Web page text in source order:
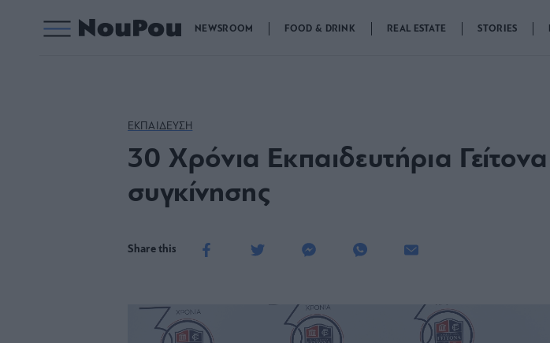
NEWSROOM FOOD & DRINK REAL ESTATE STORIES
ΕΚΠΑΙΔΕΥΣΗ
30 Χρόνια Εκπαιδευτήρια
συγκίνησης
Share this